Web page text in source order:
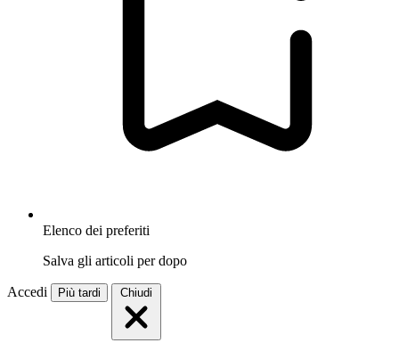
Elenco dei preferiti
Salva gli articoli per dopo
Accedi Più tardi Chiudi